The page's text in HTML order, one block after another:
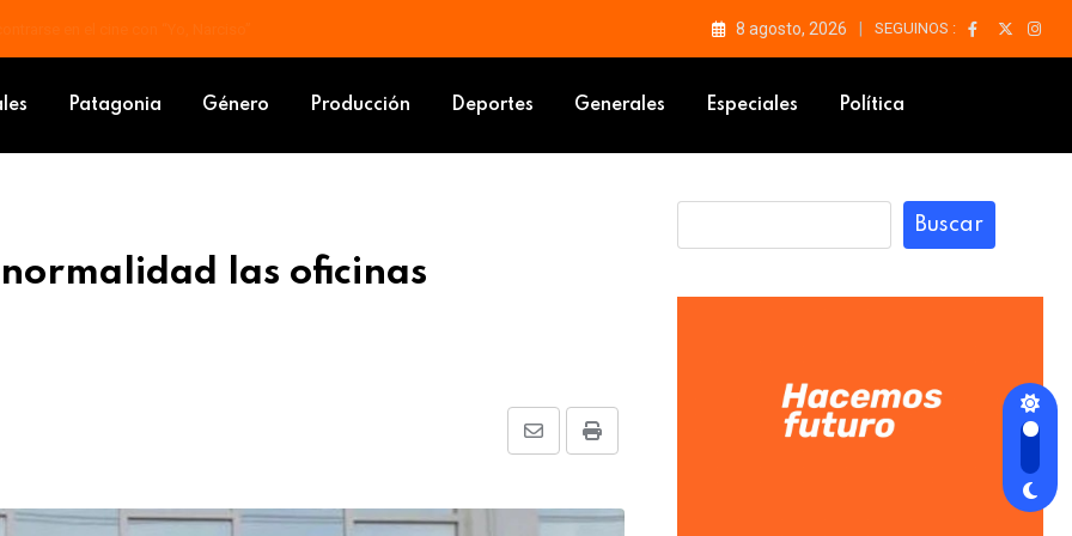
8 agosto, 2026 SEGUINOS :
Patagonia Género Producción Deportes Generales Especiales Política
las oficinas
Print
Share
Email
Buscar